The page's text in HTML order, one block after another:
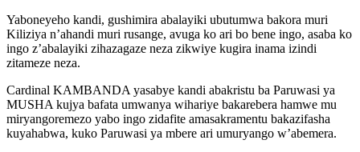
Yaboneyeho kandi, gushimira abalayiki ubutumwa bakora muri
Kiliziya n’ahandi muri rusange, avuga ko ari bo bene ingo, asaba ko
ingo z’abalayiki zihazagaze neza zikwiye kugira inama izindi
zitameze neza.
Cardinal KAMBANDA yasabye kandi abakristu ba Paruwasi ya
MUSHA kujya bafata umwanya wihariye bakarebera hamwe mu
miryangoremezo yabo ingo zidafite amasakramentu bakazifasha
kuyahabwa, kuko Paruwasi ya mbere ari umuryango w’abemera.